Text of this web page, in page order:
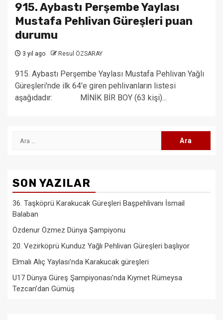
915. Aybastı Perşembe Yaylası
Mustafa Pehlivan Güreşleri puan
durumu
3 yıl ago Resul ÖZSARAY
915. Aybastı Perşembe Yaylası Mustafa Pehlivan Yağlı
Güreşleri'nde ilk 64'e giren pehlivanların listesi
aşağıdadır: MİNİK BİR BOY (63 kişi)...
Arama:
SON YAZILAR
36. Taşköprü Karakucak Güreşleri Başpehlivanı İsmail
Balaban
Özdenur Özmez Dünya Şampiyonu
20. Vezirköprü Kunduz Yağlı Pehlivan Güreşleri başlıyor
Elmalı Alıç Yaylası’nda Karakucak güreşleri
U17 Dünya Güreş Şampiyonası’nda Kıymet Rümeysa
Tezcan’dan Gümüş